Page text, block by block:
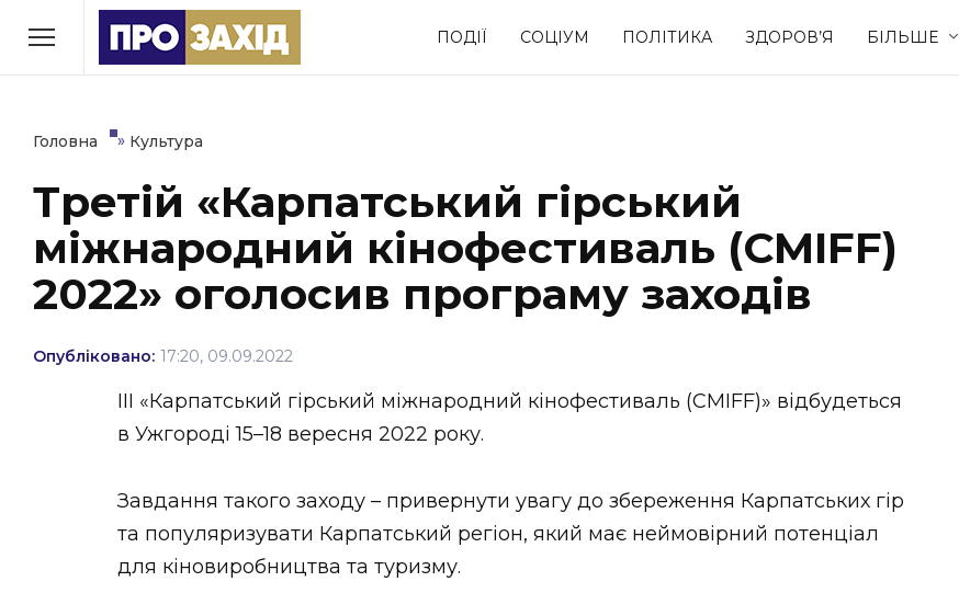
ПОДІЇ СОЦІУМ ПОЛІТИКА ЗДОРОВ’Я БІЛЬШЕ
РУБРИКИ
Економіка
Політика Соціум Спорт
Втрачений Ужгород
ЗАКАРПАТСЬКІ НОВИНИ
НОВИНИ ЗАХІДНОЇ УКРАЇНИ
Головна » Культура
Третій «Карпатський гірський
міжнародний кінофестиваль (CMIFF)
2022» оголосив програму заходів
Опубліковано: 17:20, 09.09.2022
ІІІ «Карпатський гірський міжнародний кінофестиваль (CMIFF)» відбудеться
в Ужгороді 15–18 вересня 2022 року.
Завдання такого заходу – привернути увагу до збереження Карпатських гір
та популяризувати Карпатський регіон, який має неймовірний потенціал
для кіновиробництва та туризму.